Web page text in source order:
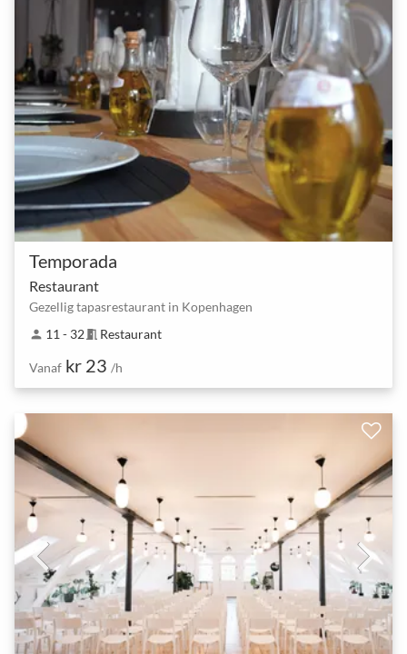
Temporada
Restaurant
Gezellig tapasrestaurant in Kopenhagen
person 11 - 32meeting_room Restaurant
Vanaf kr 23 /h